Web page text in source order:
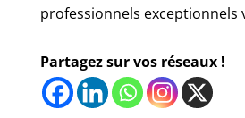
professionnels exceptionnels
Partagez sur vos réseaux !